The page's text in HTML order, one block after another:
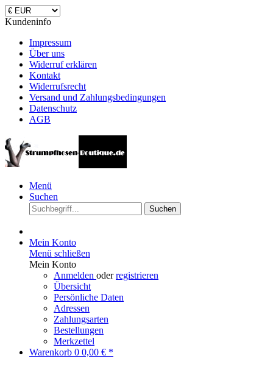
Kundeninfo
Impressum
Über uns
Widerruf erklären
Kontakt
Widerrufsrecht
Versand und Zahlungsbedingungen
Datenschutz
AGB
Menü
Suchen
Suchen
Mein Konto
Menü schließen
Mein Konto
Anmelden oderregistrieren
Übersicht
Persönliche Daten
Adressen
Zahlungsarten
Bestellungen
Merkzettel
Warenkorb 0 0,00 € *